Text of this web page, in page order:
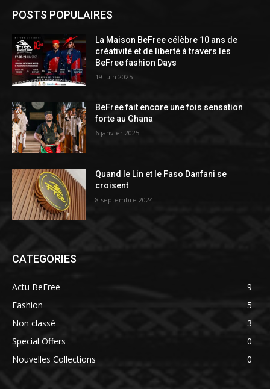
POSTS POPULAIRES
La Maison BeFree célèbre 10 ans de
créativité et de liberté à travers les
BeFree fashion Days
19 juin 2025
BeFree fait encore une fois sensation
forte au Ghana
6 janvier 2025
Quand le Lin et le Faso Danfani se
croisent
8 septembre 2024
CATEGORIES
Actu BeFree
9
Fashion
5
Non classé
3
Special Offers
0
Nouvelles Collections
0